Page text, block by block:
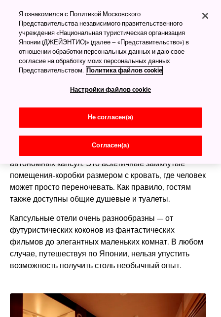
Капсульные отели
Отель Nine Hours в Сэндай, фото: Nacasa & Partners
Капсульные отели —
ночуем как японцы
Хотите поездить по Японии, не слишком сильно
ударив по кошельку? Капсульный отель — ваш
выбор. Такой необычный вид жилья представляет
собой длинные ряды небольших, полностью
автономных капсул. Это аскетичные замкнутые
помещения-коробки размером с кровать, где человек
может просто переночевать. Как правило, гостям
также доступны общие душевые и туалеты.
Капсульные отели очень разнообразны — от
футуристических коконов из фантастических
фильмов до элегантных маленьких комнат. В любом
случае, путешествуя по Японии, нельзя упустить
возможность получить столь необычный опыт.
Я ознакомился с Политикой Московского
Представительства независимого правительственного
учреждения «Национальная туристическая организация
Японии (ДЖЕЙЭНТИО)» (далее – «Представительство») в
отношении обработки персональных данных и даю свое
согласие на обработку моих персональных данных
Представительством. Политика файлов cookie
Настройки файлов cookie
Не согласен(а)
Согласен(а)